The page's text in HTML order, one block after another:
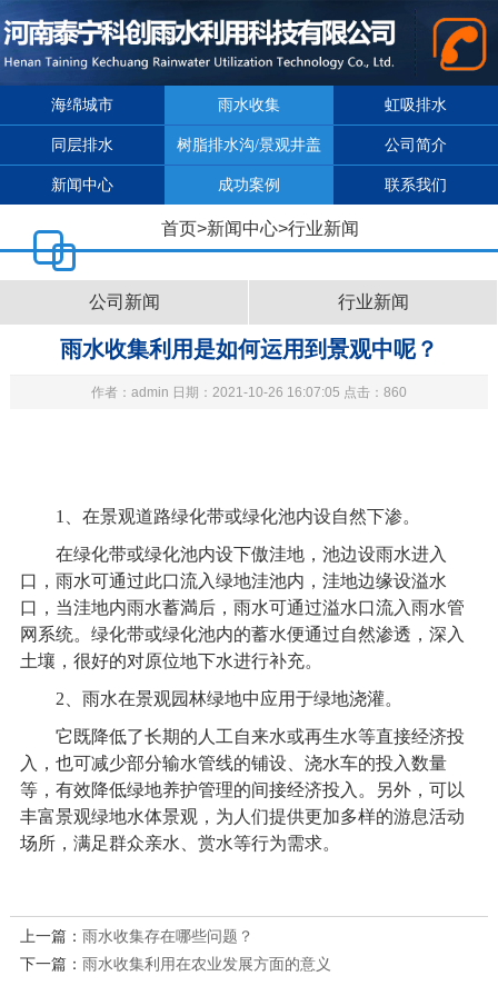
海绵城市 雨水收集 虹吸排水
同层排水 树脂排水沟/景观井盖 公司简介
新闻中心 成功案例 联系我们
首页>新闻中心>行业新闻
公司新闻 行业新闻
雨水收集利用是如何运用到景观中呢？
作者：admin 日期：2021-10-26 16:07:05 点击：860
1
、在景观道路绿化带或绿化池内设自然下渗。
在绿化带或绿化池内设下傲洼地，池边设雨水进入
口，雨水可通过此口流入绿地洼池内，洼地边缘设溢水
口，当洼地内雨水蓄満后，雨水可通过溢水口流入雨水管
网系统。绿化带或绿化池内的蓄水便通过自然渗透，深入
土壤，很好的对原位地下水进行补充。
2 、雨水在景观园林绿地中应用于绿地浇灌。
它既降低了长期的人工自来水或再生水等直接经济投
入，也可减少部分输水管线的铺设、浇水车的投入数量
等，有效降低绿地养护管理的间接经济投入。另外，可以
丰富景观绿地水体景观，为人们提供更加多样的游息活动
场所，满足群众亲水、赏水等行为需求。
上一篇： 雨水收集存在哪些问题？
下一篇： 雨水收集利用在农业发展方面的意义